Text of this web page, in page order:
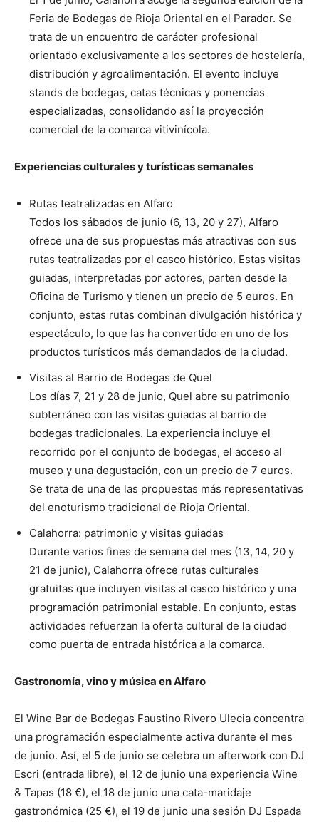
Feria de Bodegas de Rioja Oriental en el Parador. Se
trata de un encuentro de carácter profesional
orientado exclusivamente a los sectores de hostelería,
distribución y agroalimentación. El evento incluye
stands de bodegas, catas técnicas y ponencias
especializadas, consolidando así la proyección
comercial de la comarca vitivinícola.
Experiencias culturales y turísticas semanales
Rutas teatralizadas en Alfaro
Todos los sábados de junio (6, 13, 20 y 27), Alfaro
ofrece una de sus propuestas más atractivas con sus
rutas teatralizadas por el casco histórico. Estas visitas
guiadas, interpretadas por actores, parten desde la
Oficina de Turismo y tienen un precio de 5 euros. En
conjunto, estas rutas combinan divulgación histórica y
espectáculo, lo que las ha convertido en uno de los
productos turísticos más demandados de la ciudad.
Visitas al Barrio de Bodegas de Quel
Los días 7, 21 y 28 de junio, Quel abre su patrimonio
subterráneo con las visitas guiadas al barrio de
bodegas tradicionales. La experiencia incluye el
recorrido por el conjunto de bodegas, el acceso al
museo y una degustación, con un precio de 7 euros.
Se trata de una de las propuestas más representativas
del enoturismo tradicional de Rioja Oriental.
Calahorra: patrimonio y visitas guiadas
Durante varios fines de semana del mes (13, 14, 20 y
21 de junio), Calahorra ofrece rutas culturales
gratuitas que incluyen visitas al casco histórico y una
programación patrimonial estable. En conjunto, estas
actividades refuerzan la oferta cultural de la ciudad
como puerta de entrada histórica a la comarca.
Gastronomía, vino y música en Alfaro
El Wine Bar de Bodegas Faustino Rivero Ulecia concentra
una programación especialmente activa durante el mes
de junio. Así, el 5 de junio se celebra un afterwork con DJ
Escri (entrada libre), el 12 de junio una experiencia Wine
& Tapas (18 €), el 18 de junio una cata-maridaje
gastronómica (25 €), el 19 de junio una sesión DJ Espada